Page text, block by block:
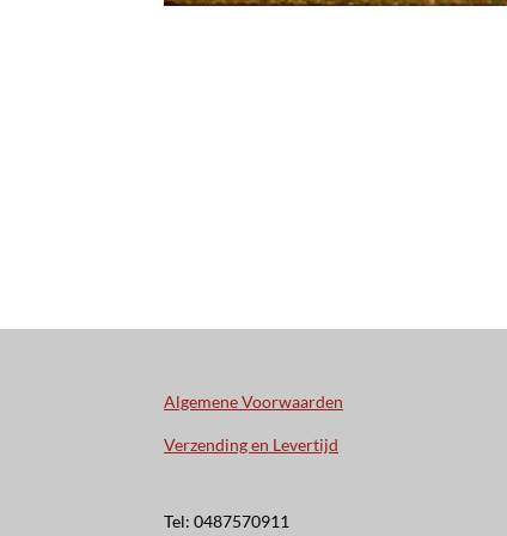
Algemene Voorwaarden
Verzending en Levertijd
Tel: 0487570911